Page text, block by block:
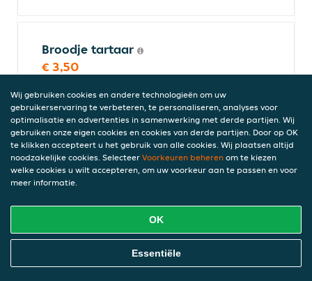
Broodje tartaar
€ 3,50
Broodje tartaar speciaal
Met ei, ui en mayonaise
€ 4,25
incl. statiegeld (€ 0,00)
Broodje bal uit jusOnline Eten Bestellen
Wij gebruiken cookies en andere technologieën om uw
gebruikerservaring te verbeteren, te personaliseren, analyses voor
optimalisatie en advertenties in samenwerking met derde partijen. Wij
gebruiken onze eigen cookies en cookies van derde partijen. Door op OK
te klikken accepteert u het gebruik van alle cookies. Wij plaatsen altijd
noodzakelijke cookies. Selecteer Voorkeuren beheren om te kiezen
welke cookies u wilt accepteren, om uw voorkeur aan te passen en voor
meer informatie.
OK
Essentiële